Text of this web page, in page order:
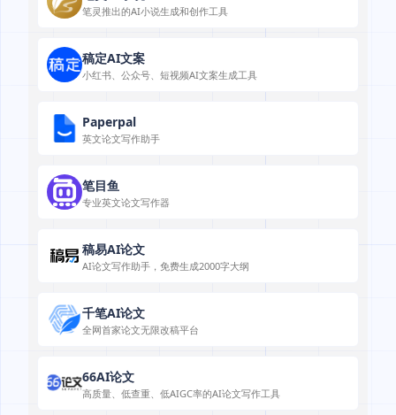
笔灵推出的AI小说生成和创作工具
稿定AI文案
小红书、公众号、短视频AI文案生成工具
Paperpal
英文论文写作助手
笔目鱼
专业英文论文写作器
稿易AI论文
AI论文写作助手，免费生成2000字大纲
千笔AI论文
全网首家论文无限改稿平台
66AI论文
高质量、低查重、低AIGC率的AI论文写作工具